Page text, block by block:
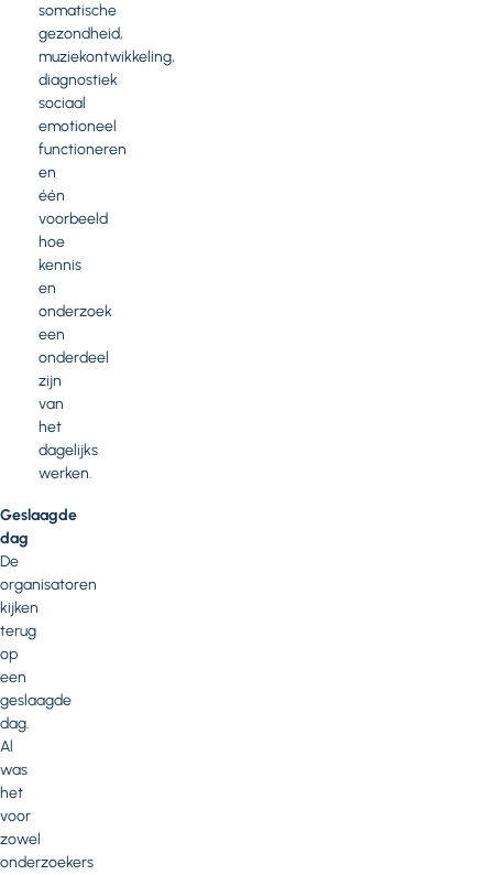
somatische
gezondheid,
muziekontwikkeling,
diagnostiek
sociaal
emotioneel
functioneren
en
één
voorbeeld
hoe
kennis
en
onderzoek
een
onderdeel
zijn
van
het
dagelijks
werken.
Geslaagde
dag
De
organisatoren
kijken
terug
op
een
geslaagde
dag.
Al
was
het
voor
zowel
onderzoekers